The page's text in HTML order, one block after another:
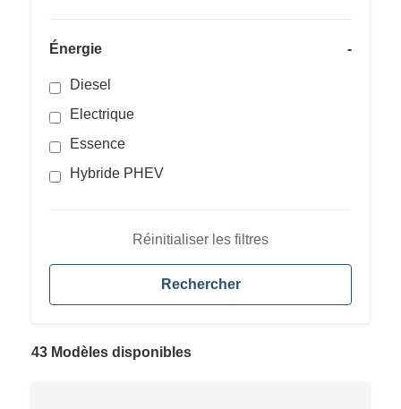
Énergie -
Diesel
Electrique
Essence
Hybride PHEV
Réinitialiser les filtres
Rechercher
43 Modèles disponibles